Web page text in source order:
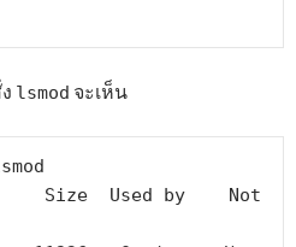
lsmod จะเห็น
Size  Used by    Not